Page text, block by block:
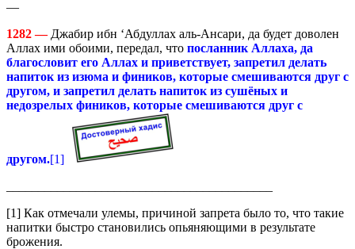
—
1282 —Джабир ибн ‘Абдуллах аль-Ансари, да будет доволен
Аллах ими обоими, передал, что посланник Аллаха, да
благословит его Аллах и приветствует, запретил делать
напиток из изюма и фиников, которые смешиваются друг с
другом, и запретил делать напиток из сушёных и
недозрелых фиников, которые смешиваются друг с
другом.[1]
[1] Как отмечали улемы, причиной запрета было то, что такие
напитки быстро становились опьяняющими в результате
брожения.